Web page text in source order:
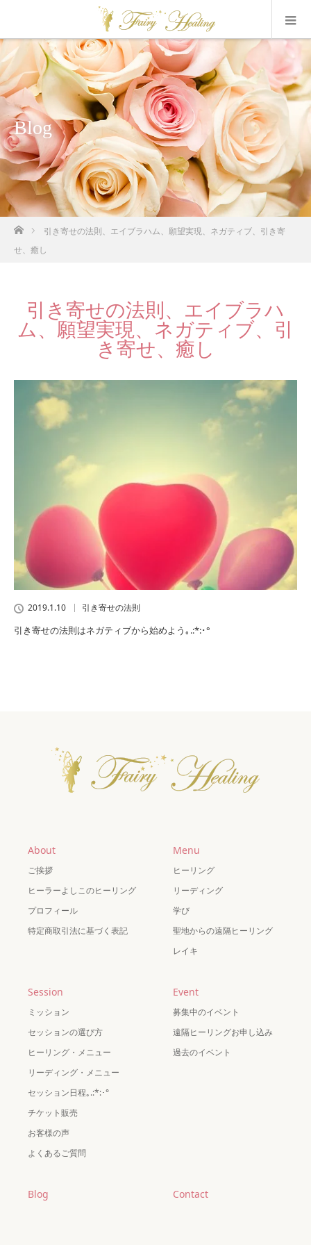
Blog
ホーム引き寄せの法則、エイブラハム、願望実現、ネガティブ、引き寄
せ、癒し
引き寄せの法則、エイブラハ
ム、願望実現、ネガティブ、引
き寄せ、癒し
2019.1.10 引き寄せの法則
引き寄せの法則はネガティブから始めよう｡.:*:･°
About
ご挨拶
ヒーラーよしこのヒーリング
プロフィール
特定商取引法に基づく表記
Menu
ヒーリング
リーディング
学び
聖地からの遠隔ヒーリング
レイキ
Session
ミッション
セッションの選び方
ヒーリング・メニュー
リーディング・メニュー
セッション日程｡.:*:･°
チケット販売
お客様の声
よくあるご質問
Event
募集中のイベント
遠隔ヒーリングお申し込み
過去のイベント
Blog Contact